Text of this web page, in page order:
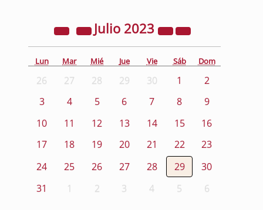
Julio 2023
Lun Mar Mié Jue Vie Sáb Dom
26 27 28 29 30 1
2
3
4 5 6 7 8
9
10
11 12 13 14 15
16
17
18 19 20 21 22
23
24
25 26 27 28 29
30
31
1 2 3 4 5 6